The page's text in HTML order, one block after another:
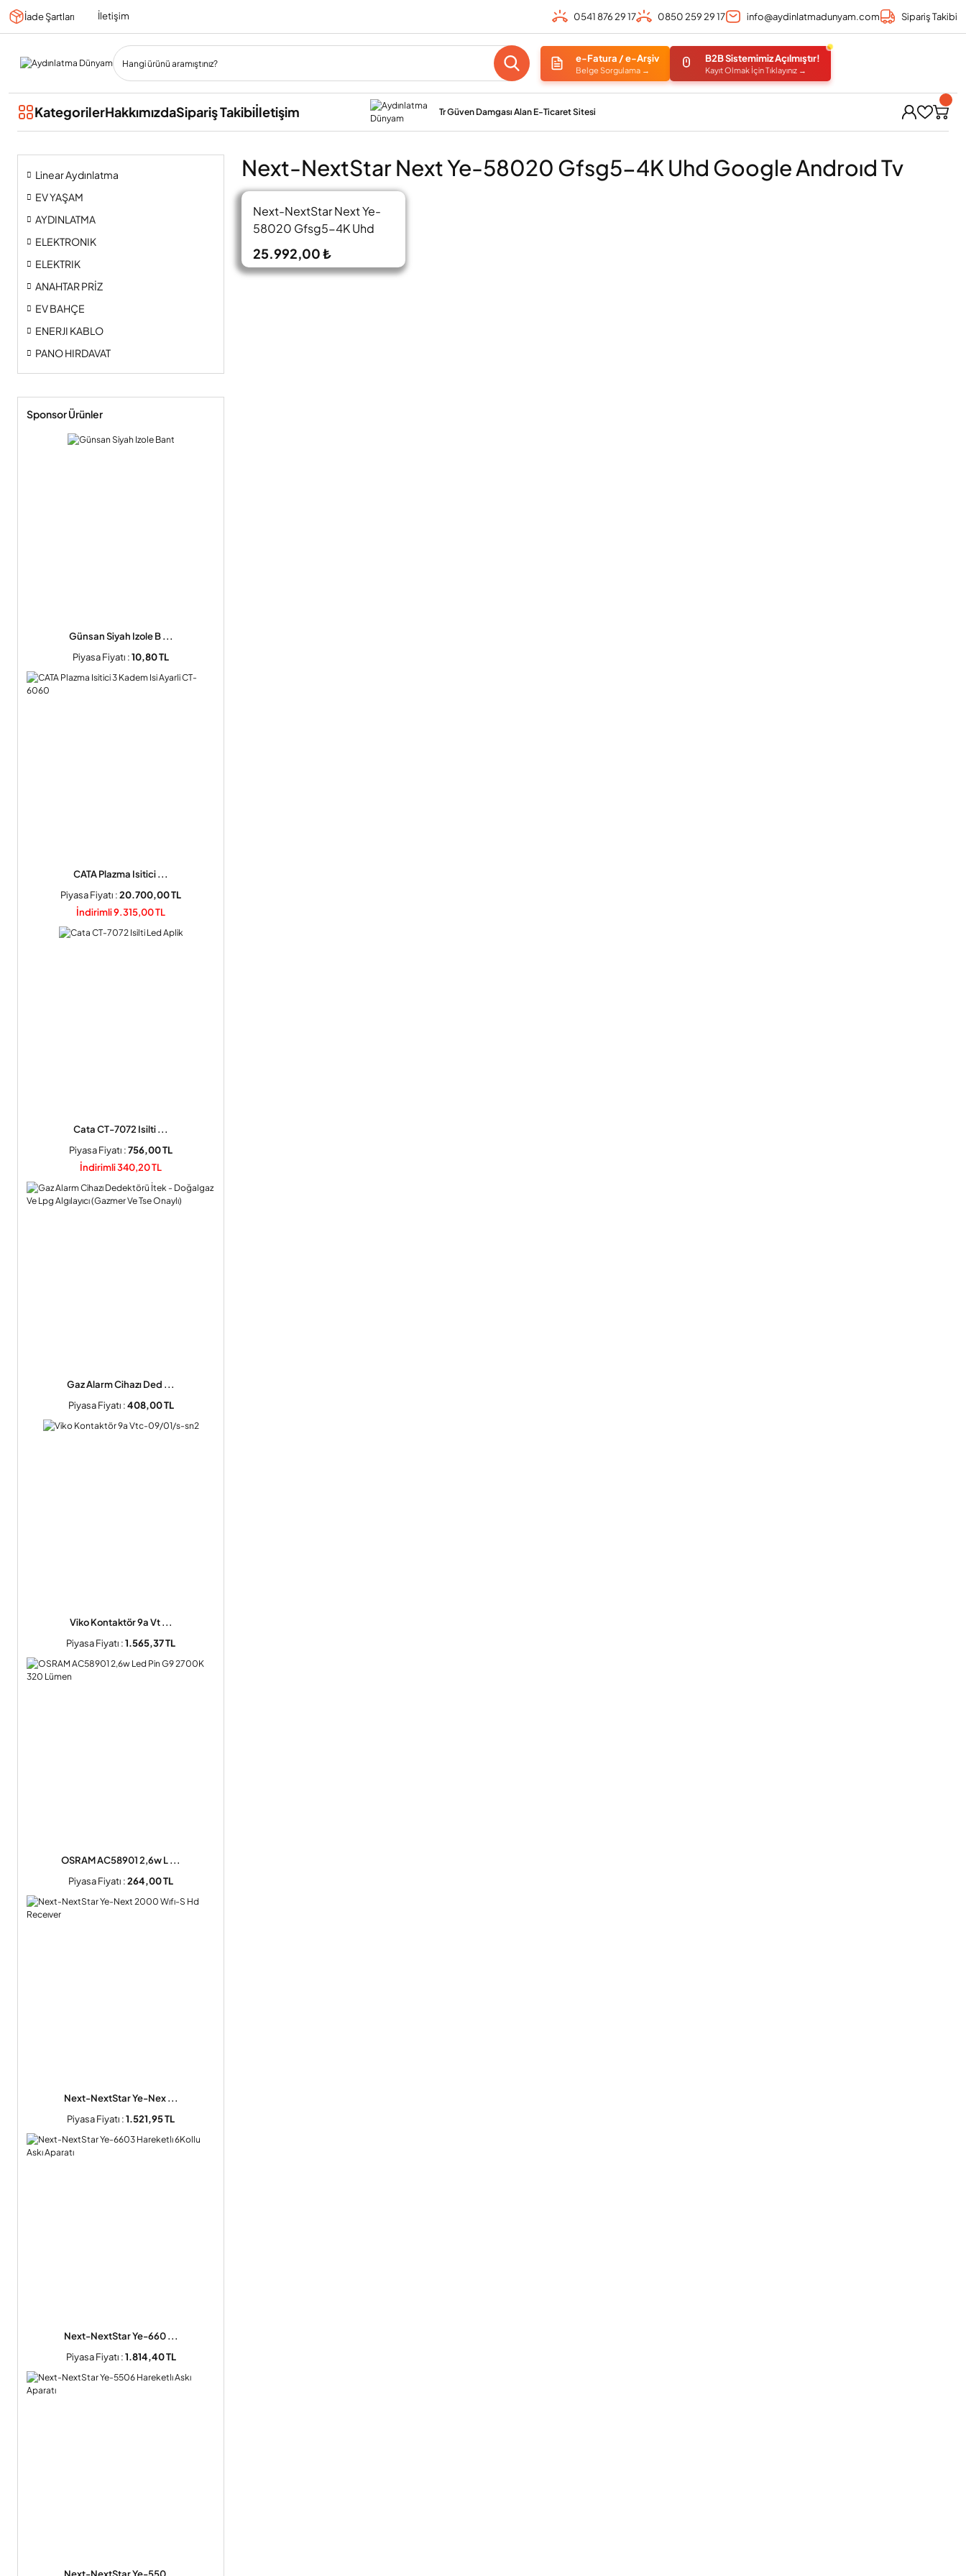
İade Şartları İletişim 0541 876 29 17 0850 259 29 17 info@aydinlatmadunyam.com Sipariş Takibi
e-Fatura / e-Arşiv
Belge Sorgulama →
B2B Sistemimiz Açılmıştır!
Kayıt Olmak İçin Tıklayınız →
KategorilerHakkımızdaSipariş Takibiİletişim Tr Güven Damgası Alan E-Ticaret Sitesi
Linear Aydınlatma
EV YAŞAM
AYDINLATMA
ELEKTRONIK
ELEKTRIK
ANAHTAR PRİZ
EV BAHÇE
ENERJI KABLO
PANO HIRDAVAT
Sponsor Ürünler
Günsan Siyah Izole B ...
Piyasa Fiyatı :10,80 TL
CATA Plazma Isitici ...
Piyasa Fiyatı :20.700,00 TL
İndirimli 9.315,00 TL
Cata CT-7072 Isilti ...
Piyasa Fiyatı :756,00 TL
İndirimli 340,20 TL
Gaz Alarm Cihazı Ded ...
Piyasa Fiyatı :408,00 TL
Viko Kontaktör 9a Vt ...
Piyasa Fiyatı :1.565,37 TL
OSRAM AC58901 2,6w L ...
Piyasa Fiyatı :264,00 TL
Next-NextStar Ye-Nex ...
Piyasa Fiyatı :1.521,95 TL
Next-NextStar Ye-660 ...
Piyasa Fiyatı :1.814,40 TL
Next-NextStar Next Ye-58020 Gfsg5-4K Uhd Google Androıd Tv
Next-NextStar Next Ye-
58020 Gfsg5-4K Uhd
Google Androıd Tv
25.992,00 ₺